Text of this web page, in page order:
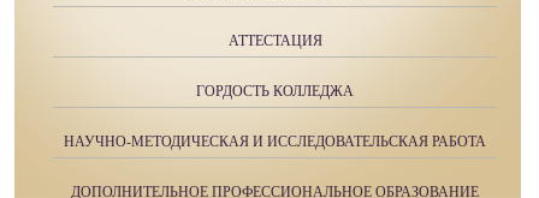
АТТЕСТАЦИЯ
ГОРДОСТЬ КОЛЛЕДЖА
НАУЧНО-МЕТОДИЧЕСКАЯ И ИССЛЕДОВАТЕЛЬСКАЯ РАБОТА
ДОПОЛНИТЕЛЬНОЕ ПРОФЕССИОНАЛЬНОЕ ОБРАЗОВАНИЕ